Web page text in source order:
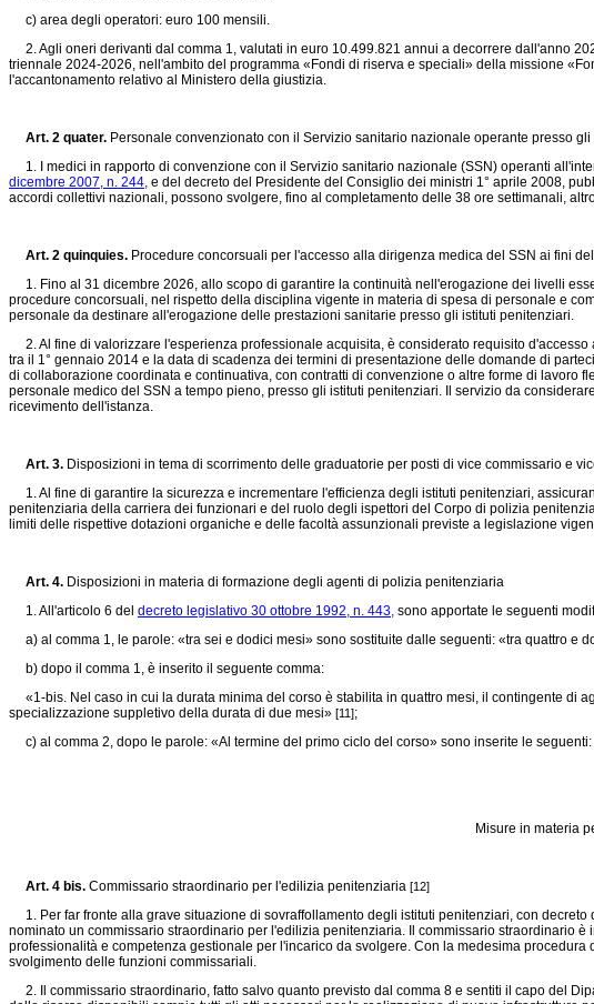
c) area degli operatori: euro 100 mensili.
2. Agli oneri derivanti dal comma 1, valutati in euro 10.499.821 annui a decorrere dall'anno
triennale 2024-2026, nell'ambito del programma «Fondi di riserva e speciali» della missione
l'accantonamento relativo al Ministero della giustizia.
Art. 2 quater. Personale convenzionato con il Servizio sanitario nazionale operante presso
1. I medici in rapporto di convenzione con il Servizio sanitario nazionale (SSN) operanti
dicembre 2007, n. 244, e del decreto del Presidente del Consiglio dei ministri 1° aprile 2008,
accordi collettivi nazionali, possono svolgere, fino al completamento delle 38 ore settimanali,
Art. 2 quinquies. Procedure concorsuali per l'accesso alla dirigenza medica del SSN ai fini
1. Fino al 31 dicembre 2026, allo scopo di garantire la continuità nell'erogazione dei livelli
procedure concorsuali, nel rispetto della disciplina vigente in materia di spesa di personale e
personale da destinare all'erogazione delle prestazioni sanitarie presso gli istituti penitenziari.
2. Al fine di valorizzare l'esperienza professionale acquisita, è considerato requisito
tra il 1° gennaio 2014 e la data di scadenza dei termini di presentazione delle domande di
di collaborazione coordinata e continuativa, con contratti di convenzione o altre forme di lavoro
personale medico del SSN a tempo pieno, presso gli istituti penitenziari. Il servizio da
ricevimento dell'istanza.
Art. 3. Disposizioni in tema di scorrimento delle graduatorie per posti di vice commissario e
1. Al fine di garantire la sicurezza e incrementare l'efficienza degli istituti penitenziari,
penitenziaria della carriera dei funzionari e del ruolo degli ispettori del Corpo di polizia
limiti delle rispettive dotazioni organiche e delle facoltà assunzionali previste a legislazione
Art. 4. Disposizioni in materia di formazione degli agenti di polizia penitenziaria
1. All'articolo 6 del decreto legislativo 30 ottobre 1992, n. 443, sono apportate le seguenti
a) al comma 1, le parole: «tra sei e dodici mesi» sono sostituite dalle seguenti: «tra quattro e
b) dopo il comma 1, è inserito il seguente comma:
«1-bis. Nel caso in cui la durata minima del corso è stabilita in quattro mesi, il contingente di
specializzazione suppletivo della durata di due mesi» [11];
c) al comma 2, dopo le parole: «Al termine del primo ciclo del corso» sono inserite le
Misure in materia
Art. 4 bis. Commissario straordinario per l'edilizia penitenziaria [12]
1. Per far fronte alla grave situazione di sovraffollamento degli istituti penitenziari, con
nominato un commissario straordinario per l'edilizia penitenziaria. Il commissario straordinario
professionalità e competenza gestionale per l'incarico da svolgere. Con la medesima
svolgimento delle funzioni commissariali.
2. Il commissario straordinario, fatto salvo quanto previsto dal comma 8 e sentiti il capo del